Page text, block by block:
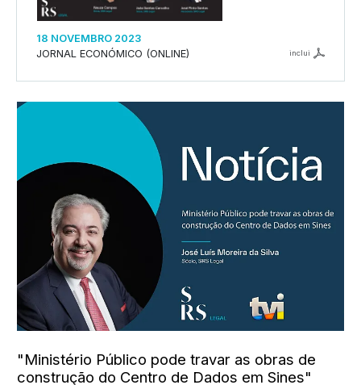
18 NOVEMBRO 2023
JORNAL ECONÓMICO (ONLINE)
inclui
"Ministério Público pode travar as obras de
construção do Centro de Dados em Sines"